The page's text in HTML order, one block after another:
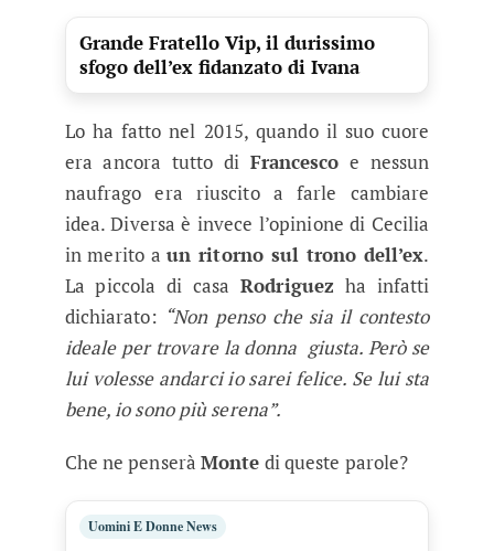
Grande Fratello Vip, il durissimo
sfogo dell’ex fidanzato di Ivana
Lo ha fatto nel 2015, quando il suo cuore
era ancora tutto di Francesco e nessun
naufrago era riuscito a farle cambiare
idea. Diversa è invece l’opinione di Cecilia
in merito aun ritorno sul trono dell’ex.
La piccola di casaRodriguez ha infatti
dichiarato: “Non penso che sia il contesto
ideale per trovare la donna giusta. Però se
lui volesse andarci io sarei felice. Se lui sta
bene, io sono più serena”.
Che ne penseràMonte di queste parole?
Uomini E Donne News